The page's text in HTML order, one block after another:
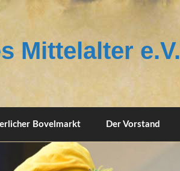
Mittelalter e.V.
Bovelmarkt Der Vorstand